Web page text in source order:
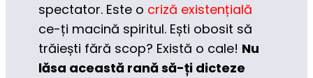
spectator. Este o criză existențială
ce-ți macină spiritul. Ești obosit să
trăiești fără scop? Există o cale! Nu
lăsa această rană să-ți dicteze